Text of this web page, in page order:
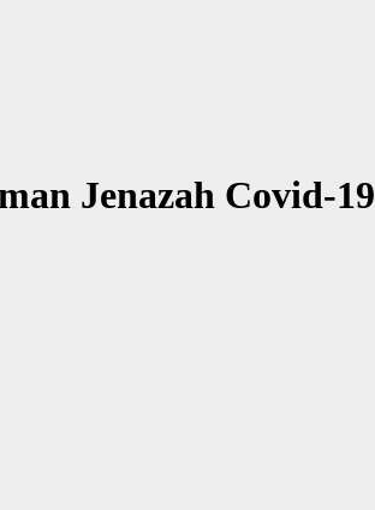
Jenazah Covid-19